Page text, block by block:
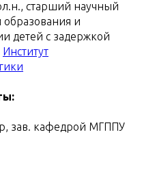
старший научный
образования и
детей с задержкой
Институт
зав. кафедрой МГППУ